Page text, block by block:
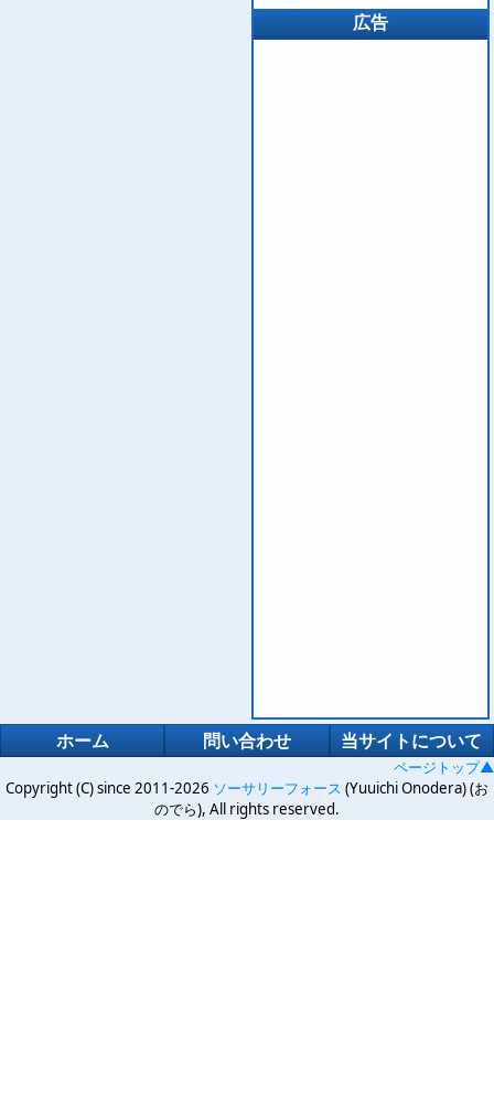
広告
ホーム 問い合わせ 当サイトについて
ページトップ▲
Copyright (C) since 2011-2026 ソーサリーフォース (Yuuichi Onodera) (お
のでら), All rights reserved.